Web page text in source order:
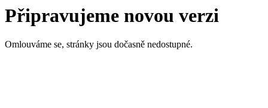
Připravujeme novou verzi
Omlouváme se, stránky jsou dočasně nedostupné.